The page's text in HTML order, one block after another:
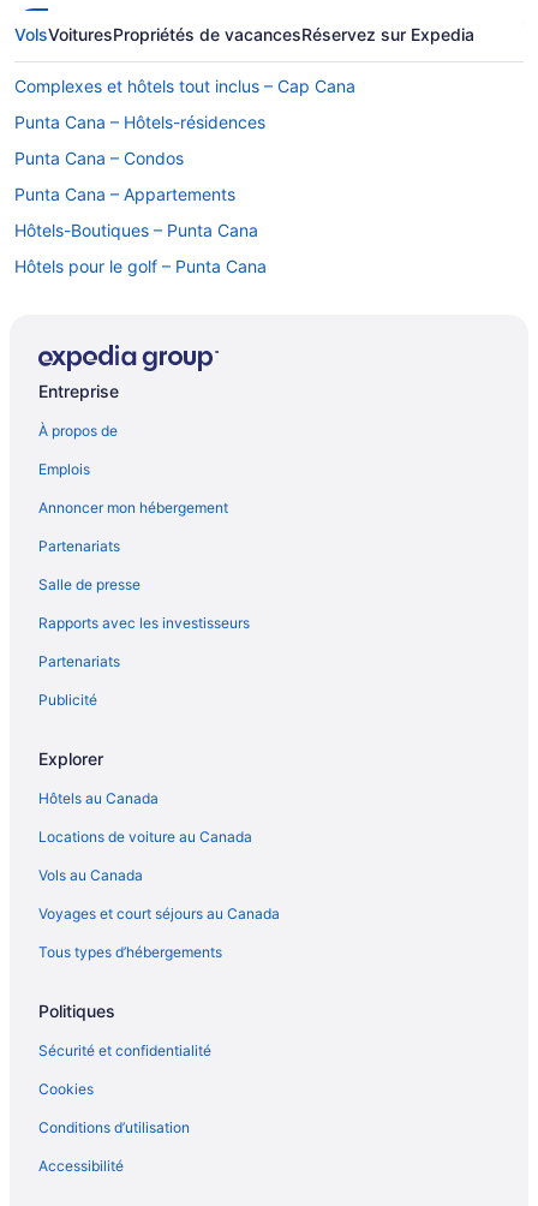
VolsVoituresPropriétés de vacancesRéservez sur Expedia
Complexes et hôtels tout inclus – Cap Cana
Punta Cana – Hôtels-résidences
Punta Cana – Condos
Punta Cana – Appartements
Hôtels-Boutiques – Punta Cana
Hôtels pour le golf – Punta Cana
Hôtels avec parc aquatique – Punta Cana
Punta Cana – Villas
Punta Espada Golf Course – Hôtels à proximité
Entreprise
À propos de
Emplois
Annoncer mon hébergement
Partenariats
Salle de presse
Rapports avec les investisseurs
Partenariats
Publicité
Explorer
Hôtels au Canada
Locations de voiture au Canada
Vols au Canada
Voyages et court séjours au Canada
Tous types d’hébergements
Politiques
Sécurité et confidentialité
Cookies
Conditions d’utilisation
Accessibilité